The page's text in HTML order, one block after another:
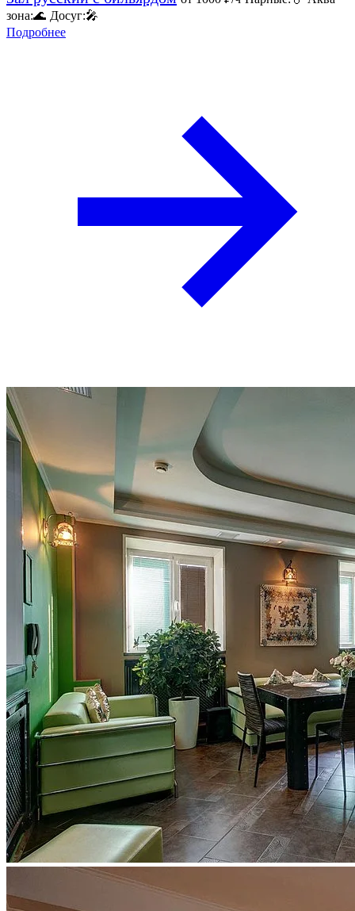
зона:🌊 Досуг:🎤
Подробнее